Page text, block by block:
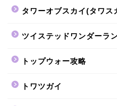
タワーオブスカイ(タワス
ツイステッドワンダーラ
トップウォー攻略
トワツガイ